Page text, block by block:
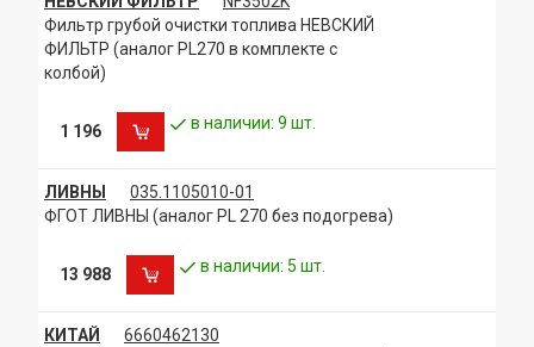
Фильтр грубой очистки топлива НЕВСКИЙ
ФИЛЬТР (аналог PL270 в комплекте с
колбой)
1 196 в наличии: 9 шт.
ЛИВНЫ
035.1105010-01
ФГОТ ЛИВНЫ (аналог PL 270 без подогрева)
13 988 в наличии: 5 шт.
КИТАЙ
6660462130